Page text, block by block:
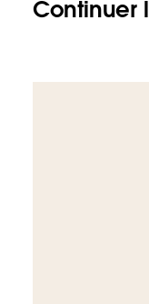
Continuer